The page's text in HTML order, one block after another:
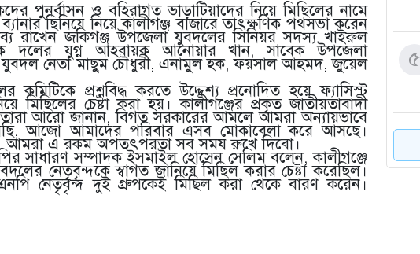
পুনর্বাসন ও বহিরাগত ভাড়াটিয়াদের নিয়ে মিছিলের নামে
ছিনিয়ে নিয়ে কালীগঞ্জ বাজারে তাৎক্ষণিক পথসভা করেন
রাখেন জকিগঞ্জ উপজেলা যুবদলের সিনিয়র সদস্য খাইরুল
দলের যুগ্ন আহবায়ক আনোয়ার খান, সাবেক উপজেলা
যুবদল নেতা মাছুম চৌধুরী, এনামুল হক, ফয়সাল আহমদ, জুয়েল
প্রশ্নবিদ্ধ করতে উদ্দেশ্য প্রনোদিত হয়ে ফ্যাসিস্ট
মিছিলের চেষ্টা করা হয়। কালীগঞ্জের প্রকৃত জাতীয়তাবাদী
তারা আরো জানান, বিগত সরকারের আমলে আমরা অন্যায়ভাবে
আজো আমাদের পরিবার এসব মোকাবেলা করে আসছে।
আমরা এ রকম অপতৎপরতা সব সময রুখে দিবো।
সাধারণ সম্পাদক ইসমাইল হোসেন সেলিম বলেন, কালীগঞ্জে
নেতৃবৃন্দকে স্বাগত জানিয়ে মিছিল করার চেষ্টা করেছিল।
নেতৃবৃন্দ দুই গ্রুপকেই মিছিল করা থেকে বারণ করেন।
৫